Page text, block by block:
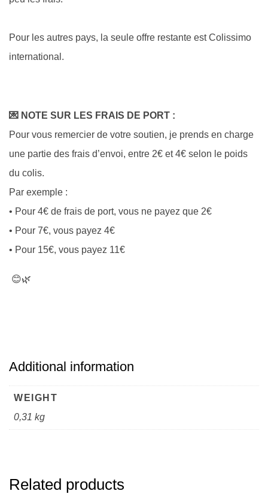
Pour les autres pays, la seule offre restante est Colissimo
international.
💌 NOTE SUR LES FRAIS DE PORT :
Pour vous remercier de votre soutien, je prends en charge
une partie des frais d’envoi, entre 2€ et 4€ selon le poids
du colis.
Par exemple :
• Pour 4€ de frais de port, vous ne payez que 2€
• Pour 7€, vous payez 4€
• Pour 15€, vous payez 11€
😊🌿
Additional information
WEIGHT
0,31 kg
Related products